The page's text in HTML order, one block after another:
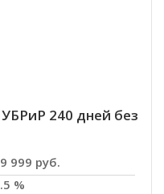
240 дней без
999 руб.
%